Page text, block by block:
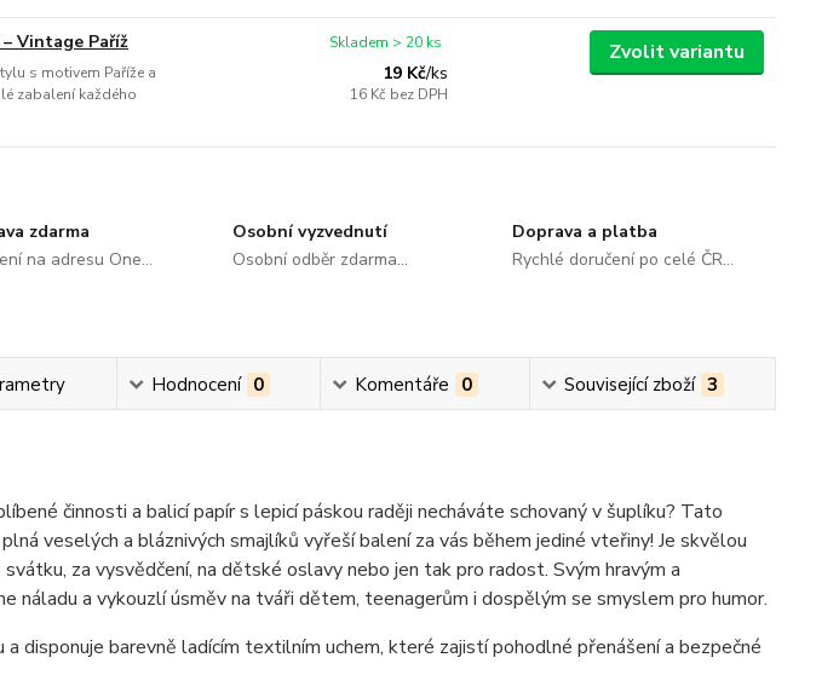
Vintage Paříž
s motivem Paříže a
zabalení každého
19 Kč/ks
16 Kč bez DPH
Skladem > 20 ks Zvolit variantu
zdarma
na adresu One...
Osobní vyzvednutí
Osobní odběr zdarma...
Doprava a platba
Rychlé doručení po celé ČR...
Hodnocení 0 Komentáře 0 Související zboží 3
činnosti a balicí papír s lepicí páskou raději necháváte schovaný v šuplíku? Tato
veselých a bláznivých smajlíků vyřeší balení za vás během jediné vteřiny! Je skvělou
za vysvědčení, na dětské oslavy nebo jen tak pro radost. Svým hravým a
náladu a vykouzlí úsměv na tváři dětem, teenagerům i dospělým se smyslem pro humor.
disponuje barevně ladícím textilním uchem, které zajistí pohodlné přenášení a bezpečné